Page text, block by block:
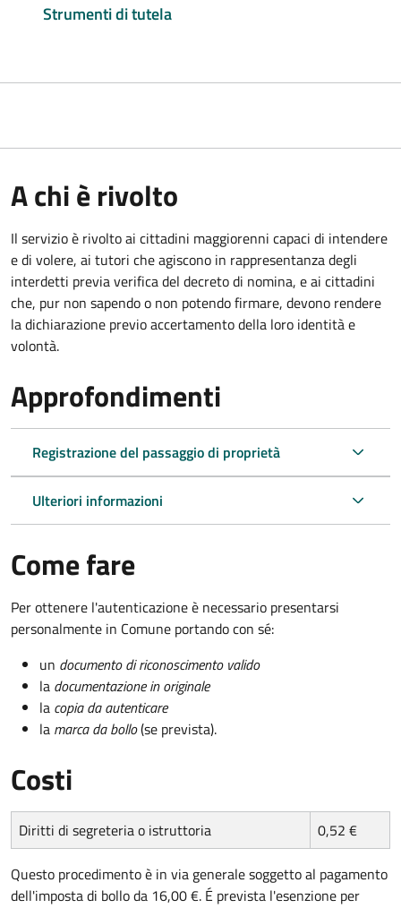
Strumenti di tutela
A chi è rivolto
Il servizio è rivolto ai cittadini maggiorenni capaci di intendere
e di volere, ai tutori che agiscono in rappresentanza degli
interdetti previa verifica del decreto di nomina, e ai cittadini
che, pur non sapendo o non potendo firmare, devono rendere
la dichiarazione previo accertamento della loro identità e
volontà.
Approfondimenti
Registrazione del passaggio di proprietà
Ulteriori informazioni
Come fare
Per ottenere l'autenticazione è necessario presentarsi
personalmente in Comune portando con sé:
un documento di riconoscimento valido
la documentazione in originale
la copia da autenticare
la marca da bollo(se prevista).
Costi
Diritti di segreteria o istruttoria 0,52 €
Questo procedimento è in via generale soggetto al pagamento
dell'imposta di bollo da 16,00 €. É prevista l'esenzione per